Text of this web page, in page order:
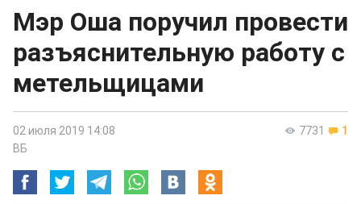
Мэр Оша поручил провести
разъяснительную работу с
метельщицами
7731 1
02 июля 2019 14:08
ВБ